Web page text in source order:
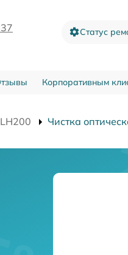
Статус
Корпоративным
Чистка